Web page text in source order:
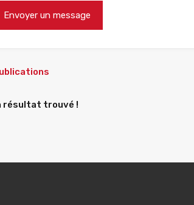
résultat trouvé !